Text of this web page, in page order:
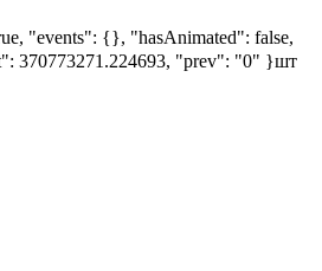
"events": {}, "hasAnimated": false,
370773271.224693, "prev": "0" }шт